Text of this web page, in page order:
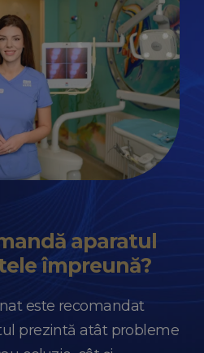
aparatul
împreună?
este recomandat
prezintă atât probleme